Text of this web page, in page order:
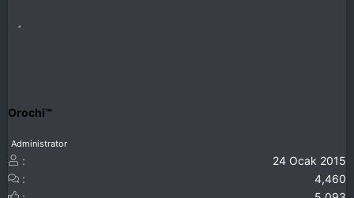
Orochi™
Administrator
24 Ocak 2015
4,460